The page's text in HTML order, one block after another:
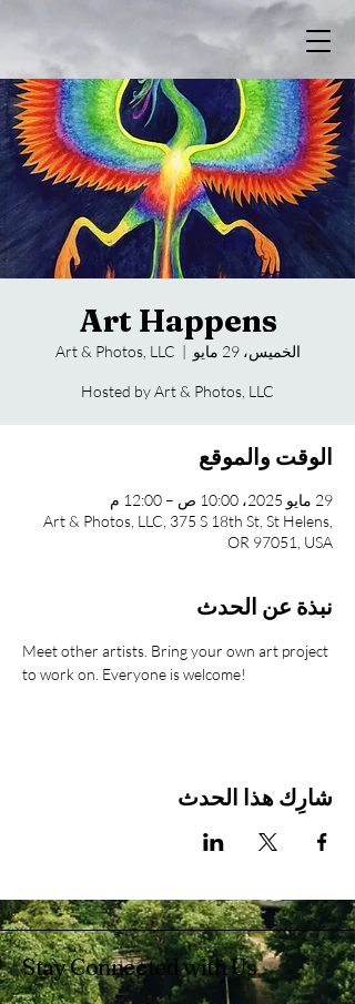
Art Happens
الخميس، 29 مايو
  |
Art & Photos, LLC
Hosted by Art & Photos, LLC
الوقت والموقع
29 مايو 2025، 10:00 ص – 12:00 م
Art & Photos, LLC, 375 S 18th St, St Helens,
OR 97051, USA
نبذة عن الحدث
Meet other artists. Bring your own art project
to work on. Everyone is welcome!
شارِك هذا الحدث
Stay Connected with Us